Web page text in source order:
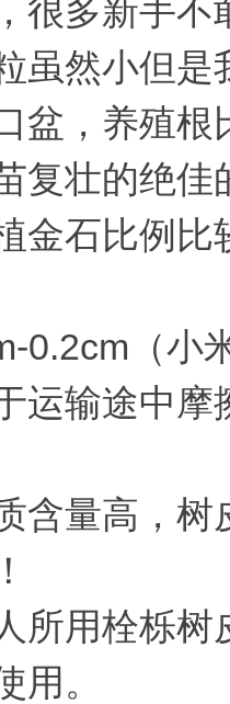
很多新手
虽然小但
盆，养殖
复壮的绝
金石比例
0.2cm（小
运输途中
含量高，
所用栓栎
用。